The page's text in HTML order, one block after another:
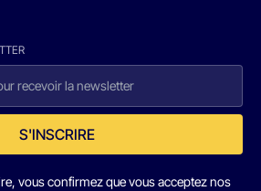
S'INSCRIRE
vous confirmez que vous acceptez nos